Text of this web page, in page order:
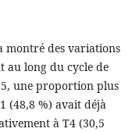
montré des variations
au long du cycle de
une proportion plus
(48,8 %) avait déjà
à T4 (30,5